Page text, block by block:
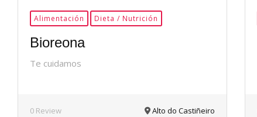
Alimentación Dieta / Nutrición
Bioreona
Te cuidamos
0 Review Alto do Castiñeiro